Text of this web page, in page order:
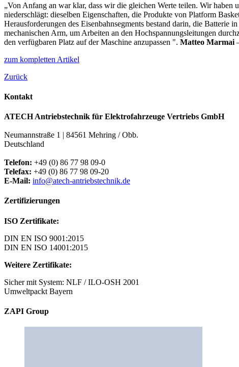
„Von Anfang an war klar, dass wir die gleichen Werte teilen. Wir
niederschlägt: dieselben Eigenschaften, die Produkte von Platform
Herausforderungen des Eisenbahnsegments bestand darin, die Batterie
mechanischen Arm, um Arbeiten an den Hochspannungsleitungen
den verfügbaren Platz auf der Maschine anzupassen ". Matteo Marmai
zum kompletten Artikel
Zurück
Kontakt
ATECH Antriebstechnik für Elektrofahrzeuge Vertriebs GmbH
Neumannstraße 1 | 84561 Mehring / Obb.
Deutschland
Telefon: +49 (0) 86 77 98 09-0
Telefax: +49 (0) 86 77 98 09-20
E-Mail: info@atech-antriebstechnik.de
Zertifizierungen
ISO Zertifikate:
DIN EN ISO 9001:2015
DIN EN ISO 14001:2015
Weitere Zertifikate:
Sicher mit System: NLF / ILO-OSH 2001
Umweltpackt Bayern
ZAPI Group